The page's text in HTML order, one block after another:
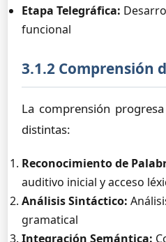
Etapa Telegráfica:
funcional
3.1.2 Comprensión
La comprensión
distintas:
Reconocimiento de
auditivo inicial y acceso
Análisis Sintáctico:
gramatical
Integración Semántica: